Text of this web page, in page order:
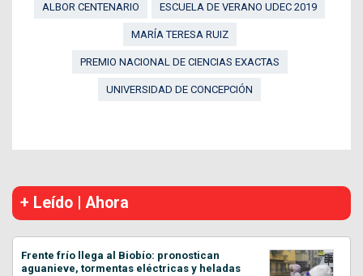
ALBOR CENTENARIO
ESCUELA DE VERANO UDEC 2019
MARÍA TERESA RUIZ
PREMIO NACIONAL DE CIENCIAS EXACTAS
UNIVERSIDAD DE CONCEPCIÓN
+ Leído | Ahora
Frente frío llega al Biobío: pronostican
aguanieve, tormentas eléctricas y heladas